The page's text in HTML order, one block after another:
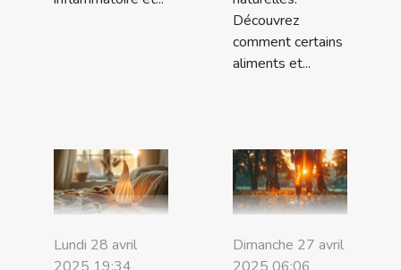
Découvrez
comment certains
aliments et...
Lundi 28 avril
Dimanche 27 avril